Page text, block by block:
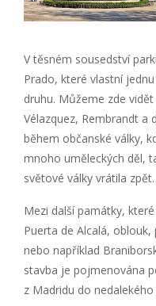
V těsném sousedství
Prado, které vlastní
druhu. Můžeme zde
Vélazquez, Rembrandt a
během občanské války,
mnoho uměleckých děl,
světové války vrátila zpět.
Mezi další památky,
Puerta de Alcalá,
nebo například
stavba je pojmenována
z Madridu do